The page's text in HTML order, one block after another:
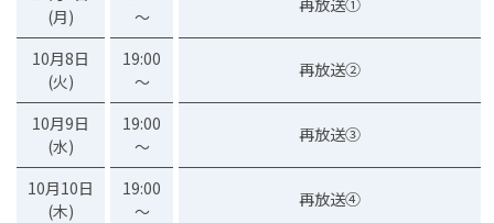
(月)
～
再放送①
10月8日
(火)
19:00
～
再放送②
10月9日
(水)
19:00
～
再放送③
10月10日
(木)
19:00
～
再放送④